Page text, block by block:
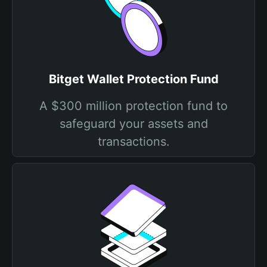
Bitget Wallet Protection Fund
A $300 million protection fund to
safeguard your assets and
transactions.